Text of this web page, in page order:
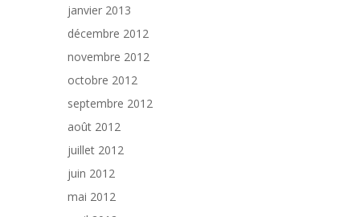
janvier 2013
décembre 2012
novembre 2012
octobre 2012
septembre 2012
août 2012
juillet 2012
juin 2012
mai 2012